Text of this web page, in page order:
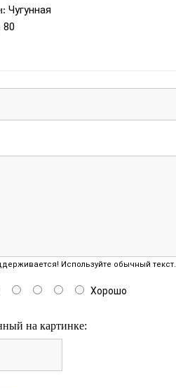
Чугунная
80
Используйте обычный текст.
Хорошо
на картинке: